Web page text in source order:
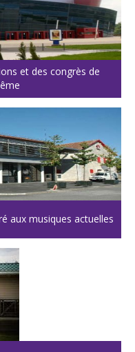
et des congrès de
aux musiques actuelles